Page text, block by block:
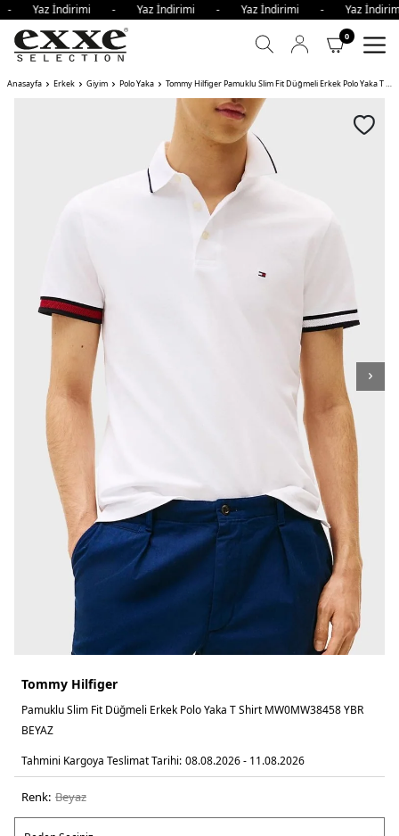
Yaz İndirimi - Yaz İndirimi - Yaz İndirimi - Yaz
0
Anasayfa Erkek Giyim Polo Yaka Tommy Hilfiger Pamuklu Slim Fit Düğmeli Erkek Polo Yaka T Shirt YBR
Tommy Hilfiger
Pamuklu Slim Fit Düğmeli Erkek Polo Yaka T Shirt MW0MW38458 YBR
BEYAZ
Tahmini Kargoya Teslimat Tarihi: 08.08.2026 - 11.08.2026
Renk: beyaz